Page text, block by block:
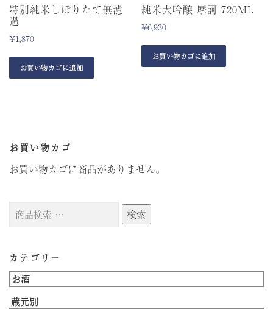
特別純米しぼりたて無濾
過
¥1,870
お買い物カゴに追加
純米大吟醸 摩訶 720ML
¥6,930
お買い物カゴに追加
お買い物カゴ
お買い物カゴに商品がありません。
検
象:
検索
カテゴリー
お酒
蔵元別